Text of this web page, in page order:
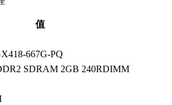
值
667G-PQ
SDRAM 2GB 240RDIMM